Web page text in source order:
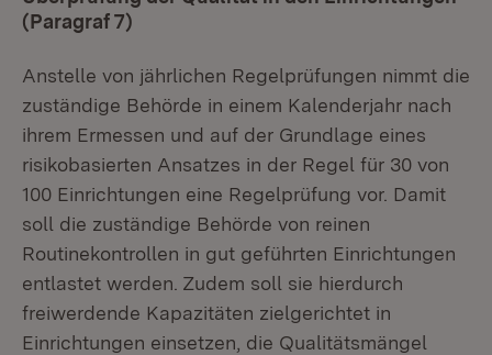
(Paragraf 7)
Anstelle von jährlichen Regelprüfungen nimmt die
zuständige Behörde in einem Kalenderjahr nach
ihrem Ermessen und auf der Grundlage eines
risikobasierten Ansatzes in der Regel für 30 von
100 Einrichtungen eine Regelprüfung vor. Damit
soll die zuständige Behörde von reinen
Routinekontrollen in gut geführten Einrichtungen
entlastet werden. Zudem soll sie hierdurch
freiwerdende Kapazitäten zielgerichtet in
Einrichtungen einsetzen, die Qualitätsmängel